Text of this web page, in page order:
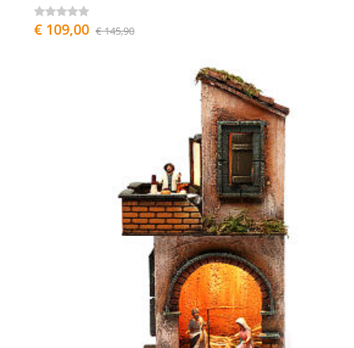
€ 109,00 € 145,90